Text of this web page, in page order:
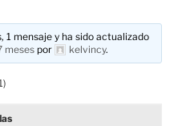
mensaje y ha sido actualizado
meses por kelvincy.